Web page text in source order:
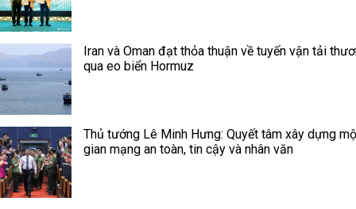
Iran và Oman đạt thỏa thuận về tuyến vận tải
qua eo biển Hormuz
Thủ tướng Lê Minh Hưng: Quyết tâm xây dựng
gian mạng an toàn, tin cậy và nhân văn